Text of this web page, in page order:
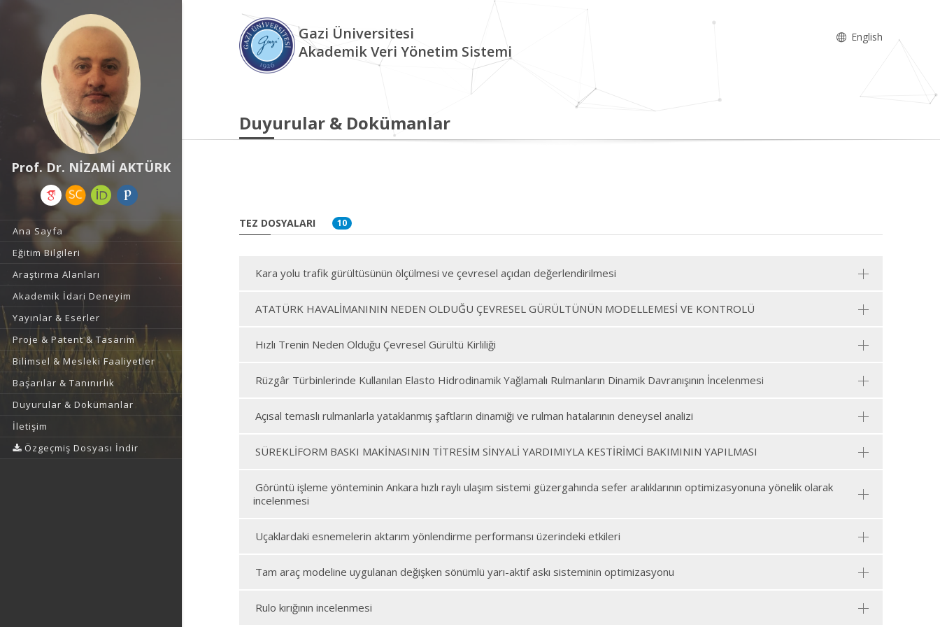
Prof. Dr. NİZAMİ AKTÜRK
Ana Sayfa
Eğitim Bilgileri
Araştırma Alanları
Akademik İdari Deneyim
Yayınlar & Eserler
Proje & Patent & Tasarım
Bilimsel & Mesleki Faaliyetler
Başarılar & Tanınırlık
Duyurular & Dokümanlar
İletişim
Özgeçmiş Dosyası İndir
Gazi Üniversitesi
Akademik Veri Yönetim Sistemi
English
Duyurular & Dokümanlar
TEZ DOSYALARI 10
Kara yolu trafik gürültüsünün ölçülmesi ve çevresel açıdan değerlendirilmesi
ATATÜRK HAVALİMANININ NEDEN OLDUĞU ÇEVRESEL GÜRÜLTÜNÜN MODELLEMESİ VE KONTROLÜ
Hızlı Trenin Neden Olduğu Çevresel Gürültü Kirliliği
Rüzgâr Türbinlerinde Kullanılan Elasto Hidrodinamik Yağlamalı Rulmanların Dinamik Davranışının İncelenmesi
Açısal temaslı rulmanlarla yataklanmış şaftların dinamiği ve rulman hatalarının deneysel analizi
SÜREKLİFORM BASKI MAKİNASININ TİTRESİM SİNYALİ YARDIMIYLA KESTİRİMCİ BAKIMININ YAPILMASI
Görüntü işleme yönteminin Ankara hızlı raylı ulaşım sistemi güzergahında sefer aralıklarının optimizasyonuna yönelik olarak
incelenmesi
Uçaklardaki esnemelerin aktarım yönlendirme performansı üzerindeki etkileri
Tam araç modeline uygulanan değişken sönümlü yarı-aktif askı sisteminin optimizasyonu
Rulo kırığının incelenmesi